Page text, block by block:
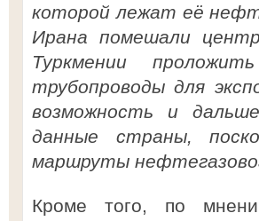
которой лежат её
Ирана помешали
Туркмении
трубопроводы для
возможность и
данные страны,
маршруты
Кроме того, по